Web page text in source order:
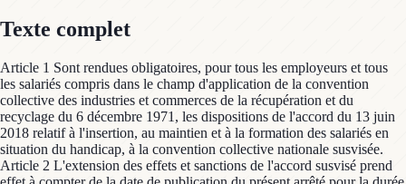
Texte complet
Article 1 Sont rendues obligatoires, pour tous les employeurs et tous
les salariés compris dans le champ d'application de la convention
collective des industries et commerces de la récupération et du
recyclage du 6 décembre 1971, les dispositions de l'accord du 13 juin
2018 relatif à l'insertion, au maintien et à la formation des salariés en
situation du handicap, à la convention collective nationale susvisée.
Article 2 L'extension des effets et sanctions de l'accord susvisé prend